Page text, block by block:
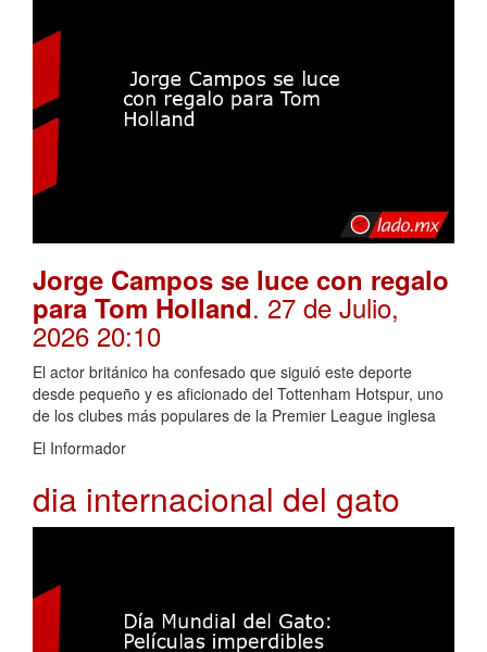
Jorge Campos se luce con regalo
para Tom Holland. 27 de Julio,
2026 20:10
El actor británico ha confesado que siguió este deporte
desde pequeño y es aficionado del Tottenham Hotspur, uno
de los clubes más populares de la Premier League inglesa
El Informador
dia internacional del gato